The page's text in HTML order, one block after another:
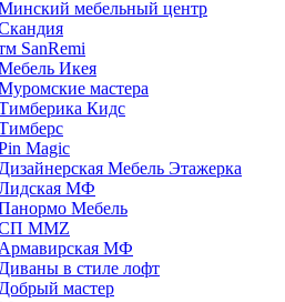
мебельный центр
SanRemi
Икея
мастера
Кидс
Magic
Дизайнерская Мебель Этажерка
МФ
Мебель
ММZ
Армавирская МФ
Диваны в стиле лофт
Добрый мастер